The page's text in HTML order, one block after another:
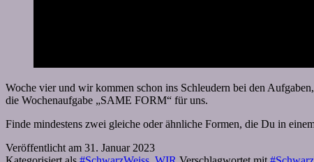
Woche vier und wir kommen schon ins Schleudern bei den
die Wochenaufgabe „SAME FORM“ für uns.
Finde mindestens zwei gleiche oder ähnliche Formen, die Du in
Veröffentlicht am 31. Januar 2023